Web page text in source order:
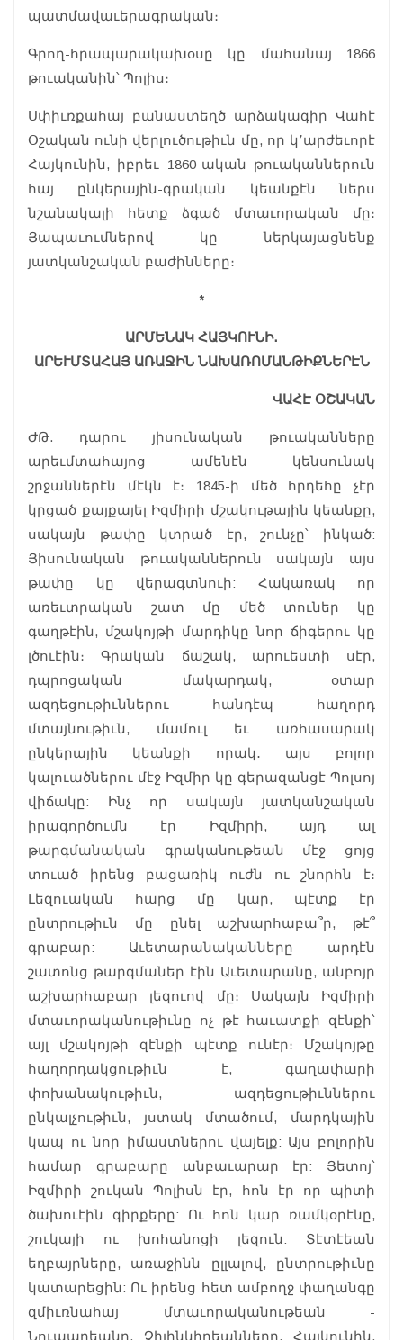
պատմավաւերագրական։
Գրող-հրապարակախօսը կը մահանայ 1866
թուականին՝ Պոլիս։
Սփիւռքահայ բանաստեղծ արձակագիր Վահէ
Օշական ունի վերլուծութիւն մը, որ կ՚արժեւորէ
Հայկունին, իբրեւ 1860-ական թուականներուն
հայ ընկերային-գրական կեանքէն ներս
նշանակալի հետք ձգած մտաւորական մը։
Յապաւումներով կը ներկայացնենք
յատկանշական բաժինները։
*
ԱՐՄԵՆԱԿ ՀԱՅԿՈՒՆԻ․
ԱՐԵՒՄՏԱՀԱՅ ԱՌԱՋԻՆ ՆԱԽԱՌՈՄԱՆԹԻՔՆԵՐԷՆ
ՎԱՀԷ ՕՇԱԿԱՆ
ԺԹ. դարու յիսունական թուականները
արեւմտահայոց ամենէն կենսունակ
շրջաններէն մէկն է։ 1845-ի մեծ հրդեհը չէր
կրցած քայքայել Իզմիրի մշակութային կեանքը,
սակայն թափը կտրած էր, շունչը՝ ինկած:
Յիսունական թուականներուն սակայն այս
թափը կը վերագտնուի: Հակառակ որ
առեւտրական շատ մը մեծ տուներ կը
գաղթէին, մշակոյթի մարդիկը նոր ճիգերու կը
լծուէին։ Գրական ճաշակ, արուեստի սէր,
դպրոցական մակարդակ, օտար
ազդեցութիւններու հանդէպ հաղորդ
մտայնութիւն, մամուլ եւ առհասարակ
ընկերային կեանքի որակ․ այս բոլոր
կալուածներու մէջ Իզմիր կը գերազանցէ Պոլսոյ
վիճակը: Ինչ որ սակայն յատկանշական
իրագործումն էր Իզմիրի, այդ ալ
թարգմանական գրականութեան մէջ ցոյց
տուած իրենց բացառիկ ուժն ու շնորհն է։
Լեզուական հարց մը կար, պէտք էր
ընտրութիւն մը ընել աշխարհաբա՞ր, թէ՞
գրաբար: Աւետարանականները արդէն
շատոնց թարգմաներ էին Աւետարանը, անբոյր
աշխարհաբար լեզուով մը։ Սակայն Իզմիրի
մտաւորականութիւնը ոչ թէ հաւատքի զէնքի՝
այլ մշակոյթի զէնքի պէտք ունէր։ Մշակոյթը
հաղորդակցութիւն է, գաղափարի
փոխանակութիւն, ազդեցութիւններու
ընկալչութիւն, յստակ մտածում, մարդկային
կապ ու նոր իմաստներու վայելք: Այս բոլորին
համար գրաբարը անբաւարար էր: Յետոյ՝
Իզմիրի շուկան Պոլիսն էր, հոն էր որ պիտի
ծախուէին գիրքերը: Ու հոն կար ռամկօրէնը,
շուկայի ու խոհանոցի լեզուն: Տէտէեան
եղբայրները, առաջինն ըլլալով, ընտրութիւնը
կատարեցին: Ու իրենց հետ ամբողջ փաղանգը
զմիւռնահայ մտաւորականութեան -
Նուպարեանը, Չիլինկիրեանները, Հայկունին,